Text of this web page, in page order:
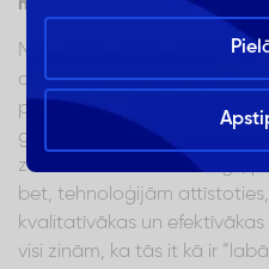
mehānisko zobu birsti
Mēs visi vēlamies baltus un
darītu visu nepieciešamo, lai
parūpētos preventīvi -
glābt situāciju zobārsta
zobu birste un zobu diegs,
bet, tehnoloģijām
kvalitatīvākas un
visi zinām, ka tās it kā ir